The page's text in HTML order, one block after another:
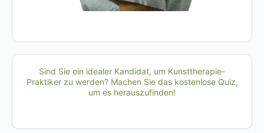
Sind Sie ein idealer Kandidat, um Kunsttherapie-
Praktiker zu werden? Machen Sie das kostenlose Quiz,
um es herauszufinden!